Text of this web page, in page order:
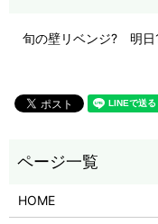
旬の壁リベンジ? 明日
HOME